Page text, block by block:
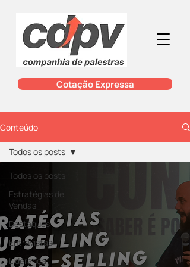
Cotação Expressa
Conteúdo
Todos os posts
Estratégias de
Vendas
Destaques
Entrevistas
Liderança
Todos os posts